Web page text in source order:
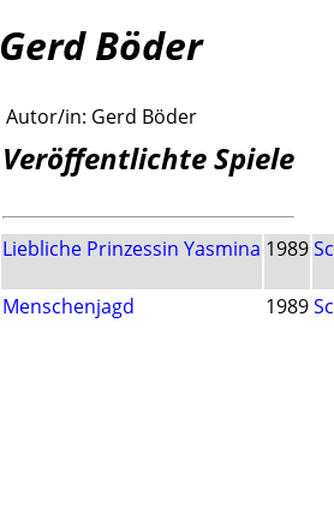
Gerd Böder
Autor/in: Gerd Böder
Veröffentlichte Spiele
Liebliche Prinzessin Yasmina 1989
Menschenjagd 1989